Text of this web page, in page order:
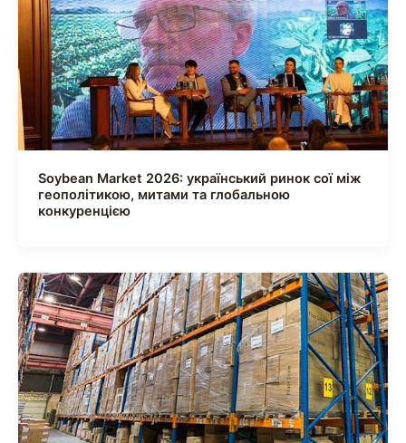
Soybean Market 2026: український ринок сої між
геополітикою, митами та глобальною
конкуренцією